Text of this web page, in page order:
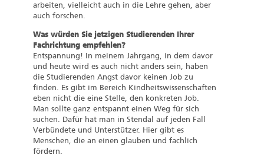
arbeiten, vielleicht auch in die Lehre gehen, aber
auch forschen.
Was würden Sie jetzigen Studierenden Ihrer
Fachrichtung empfehlen?
Entspannung! In meinem Jahrgang, in dem davor
und heute wird es auch nicht anders sein, haben
die Studierenden Angst davor keinen Job zu
finden. Es gibt im Bereich Kindheitswissenschaften
eben nicht die eine Stelle, den konkreten Job.
Man sollte ganz entspannt einen Weg für sich
suchen. Dafür hat man in Stendal auf jeden Fall
Verbündete und Unterstützer. Hier gibt es
Menschen, die an einen glauben und fachlich
fördern.